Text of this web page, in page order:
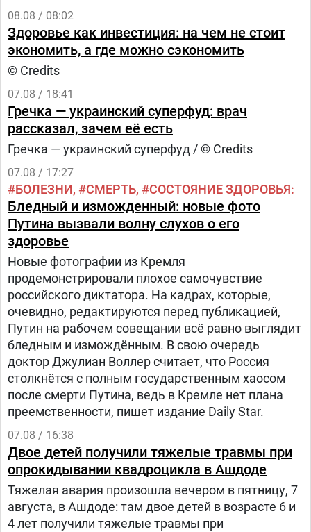
08.08 / 08:02
Здоровье как инвестиция: на чем не стоит
экономить, а где можно сэкономить
© Credits
07.08 / 18:41
Гречка — украинский суперфуд: врач
рассказал, зачем её есть
Гречка — украинский суперфуд / © Credits
07.08 / 17:27
БОЛЕЗНИ СМЕРТЬ СОСТОЯНИЕ ЗДОРОВЬЯ
Бледный и изможденный: новые фото
Путина вызвали волну слухов о его
здоровье
Новые фотографии из Кремля
продемонстрировали плохое самочувствие
российского диктатора. На кадрах, которые,
очевидно, редактируются перед публикацией,
Путин на рабочем совещании всё равно выглядит
бледным и измождённым. В свою очередь
доктор Джулиан Воллер считает, что Россия
столкнётся с полным государственным хаосом
после смерти Путина, ведь в Кремле нет плана
преемственности, пишет издание Daily Star.
07.08 / 16:38
Двое детей получили тяжелые травмы при
опрокидывании квадроцикла в Ашдоде
Тяжелая авария произошла вечером в пятницу, 7
августа, в Ашдоде: там двое детей в возрасте 6 и
4 лет получили тяжелые травмы при